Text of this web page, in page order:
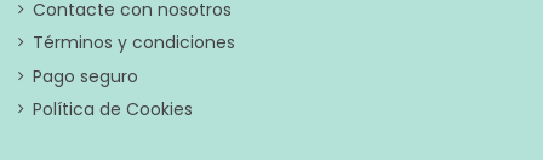
Marca
Contacte con nosotros
Términos y condiciones
Pago seguro
Política de Cookies